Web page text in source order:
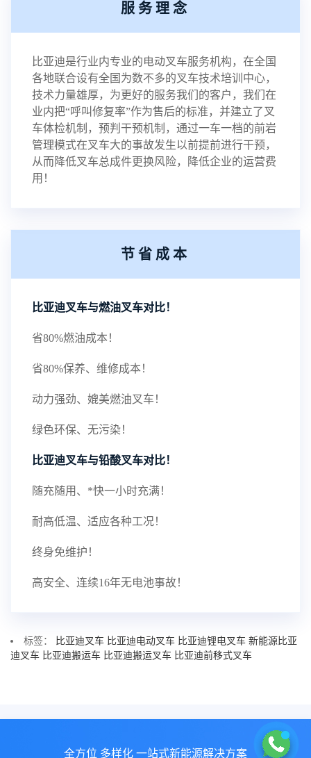
服务理念
比亚迪是行业内专业的电动叉车服务机构，在全国
各地联合设有全国为数不多的叉车技术培训中心，
技术力量雄厚，为更好的服务我们的客户，我们在
业内把“呼叫修复率”作为售后的标准，并建立了叉
车体检机制，预判干预机制，通过一车一档的前岩
管理模式在叉车大的事故发生以前提前进行干预，
从而降低叉车总成件更换风险，降低企业的运营费
用！
节省成本
比亚迪叉车与燃油叉车对比！
省80%燃油成本！
省80%保养、维修成本！
动力强劲、媲美燃油叉车！
绿色环保、无污染！
比亚迪叉车与铅酸叉车对比！
随充随用、*快一小时充满！
耐高低温、适应各种工况！
终身免维护！
高安全、连续16年无电池事故！
标签： 比亚迪叉车 比亚迪电动叉车 比亚迪锂电叉车 新能源比亚
迪叉车 比亚迪搬运车 比亚迪搬运叉车 比亚迪前移式叉车
全方位 多样化 一站式新能源解决方案